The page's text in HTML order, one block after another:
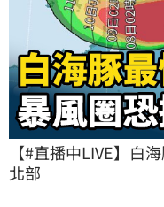
【#直播中LIVE】白
北部